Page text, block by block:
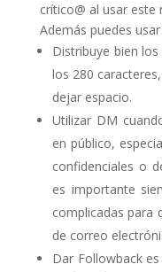
crítico@ al usar este
Además puedes
Distribuye bien
los 280
dejar espacio.
Utilizar DM
en público,
confidenciales o
es importante
complicadas para
de correo
Dar Followback